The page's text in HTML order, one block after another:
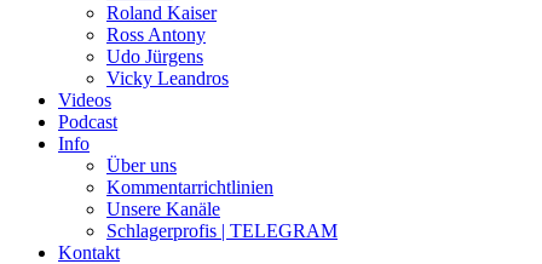
Roland Kaiser
Ross Antony
Udo Jürgens
Vicky Leandros
Videos
Podcast
Info
Über uns
Kommentarrichtlinien
Unsere Kanäle
Schlagerprofis | TELEGRAM
Kontakt